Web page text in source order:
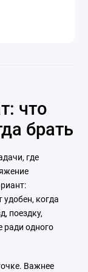
что
брать
где
удобен, когда
поездку,
ради одного
Важнее